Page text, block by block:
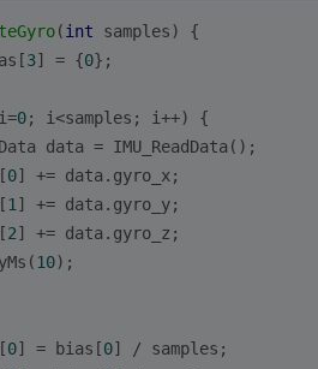
(int samples)
{
3] = {0};
0; i<samples; i++) {
data = IMU_ReadData();
0] += data.gyro_x;
1 ] += data.gyro_y;
2] += data.gyro_z;
10);
0] = bias[0] / samples;